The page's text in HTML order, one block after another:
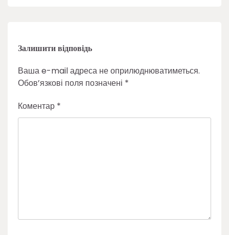
Залишити відповідь
Ваша e-mail адреса не оприлюднюватиметься.
Обов’язкові поля позначені *
Коментар *